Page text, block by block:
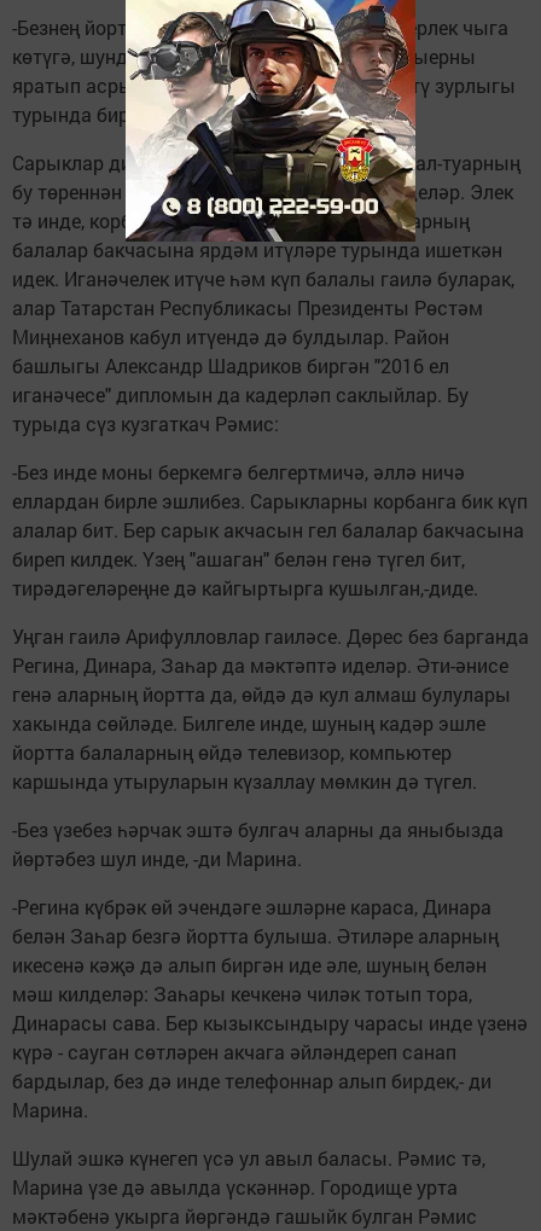
-Безнең йорттан гына 11 баш мөгезле эре терлек чыга
көтүгә, шунда сарыклары барып кушыла. Сыерны
яратып асрый авыл халкы, -диде Рәмис, көтү зурлыгы
турында бирелгән соравыма каршы.
Сарыклар дигәннән, Марина белән Рәмис мал-туарның
бу төреннән дә өзелеп тормауларын сөйләделәр. Элек
тә инде, корбан ае вакытында, Арифулловларның
балалар бакчасына ярдәм итүләре турында ишеткән
идек. Иганәчелек итүче һәм күп балалы гаилә буларак,
алар Татарстан Республикасы Президенты Рөстәм
Миңнеханов кабул итүендә дә булдылар. Район
башлыгы Александр Шадриков биргән "2016 ел
иганәчесе" дипломын да кадерләп саклыйлар. Бу
турыда сүз кузгаткач Рәмис:
-Без инде моны беркемгә белгертмичә, әллә ничә
еллардан бирле эшлибез. Сарыкларны корбанга бик күп
алалар бит. Бер сарык акчасын гел балалар бакчасына
биреп килдек. Үзең "ашаган" белән генә түгел бит,
тирәдәгеләреңне дә кайгыртырга кушылган,-диде.
Уңган гаилә Арифулловлар гаиләсе. Дөрес без барганда
Регина, Динара, Заһар да мәктәптә иделәр. Әти-әнисе
генә аларның йортта да, өйдә дә кул алмаш булулары
хакында сөйләде. Билгеле инде, шуның кадәр эшле
йортта балаларның өйдә телевизор, компьютер
каршында утыруларын күзаллау мөмкин дә түгел.
-Без үзебез һәрчак эштә булгач аларны да яныбызда
йөртәбез шул инде, -ди Марина.
-Регина күбрәк өй эчендәге эшләрне караса, Динара
белән Заһар безгә йортта булыша. Әтиләре аларның
икесенә кәҗә дә алып биргән иде әле, шуның белән
мәш килделәр: Заһары кечкенә чиләк тотып тора,
Динарасы сава. Бер кызыксындыру чарасы инде үзенә
күрә - сауган сөтләрен акчага әйләндереп санап
бардылар, без дә инде телефоннар алып бирдек,- ди
Марина.
Шулай эшкә күнегеп үсә ул авыл баласы. Рәмис тә,
Марина үзе дә авылда үскәннәр. Городище урта
мәктәбенә укырга йөргәндә гашыйк булган Рәмис